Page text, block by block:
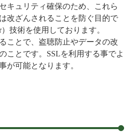
キュリティ確保のため、これら
改ざんされることを防ぐ目的で
）技術を使用しております。
ことで、盗聴防止やデータの改
ことです。SSLを利用する事でよ
が可能となります。